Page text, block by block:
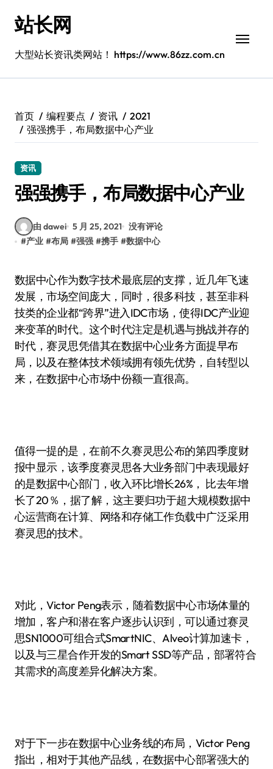
站长网
大型站长资讯类网站！ https://www.86zz.com.cn
首页 编程要点 资讯
2021
强强携手，布局数据中心产业
资讯
强强携手，布局数据中心产业
由 dawei 5 月 25, 2021 没有评论
#产业 #布局 #强强 #携手 #数据中心
数据中心作为数字技术最底层的支撑，近几年飞速
发展，市场空间庞大，同时，很多科技，甚至非科
技类的企业都“跨界”进入IDC市场，使得IDC产业迎
来变革的时代。这个时代注定是机遇与挑战并存的
时代，赛灵思凭借其在数据中心业务方面提早布
局，以及在整体技术领域拥有领先优势，自转型以
来，在数据中心市场中份额一直很高。
值得一提的是，在前不久赛灵思公布的第四季度财
报中显示，该季度赛灵思各大业务部门中表现最好
的是数据中心部门，收入环比增长26%， 比去年增
长了20％，据了解，这主要归功于超大规模数据中
心运营商在计算、网络和存储工作负载中广泛采用
赛灵思的技术。
对此，Victor Peng表示，随着数据中心市场体量的
增加，客户和潜在客户逐步认识到，可以通过赛灵
思SN1000可组合式SmartNIC、Alveo计算加速卡，
以及与三星合作开发的Smart SSD等产品，部署符合
其需求的高度差异化解决方案。
对于下一步在数据中心业务线的布局，Victor Peng
指出，相对于其他产品线，在数据中心部署强大的